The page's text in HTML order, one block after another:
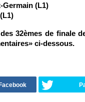
Germain (L1)
32èmes de finale
ci-dessous.